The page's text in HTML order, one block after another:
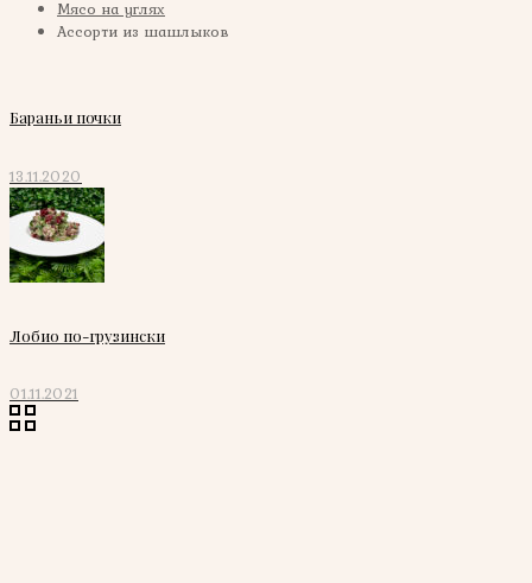
Мясо на углях
Ассорти из шашлыков
Бараньи почки
13.11.2020
Лобио по-грузински
01.11.2021